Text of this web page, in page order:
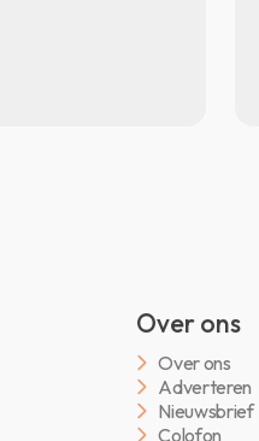
Over ons
Over ons
Adverteren
Nieuwsbrief
Colofon